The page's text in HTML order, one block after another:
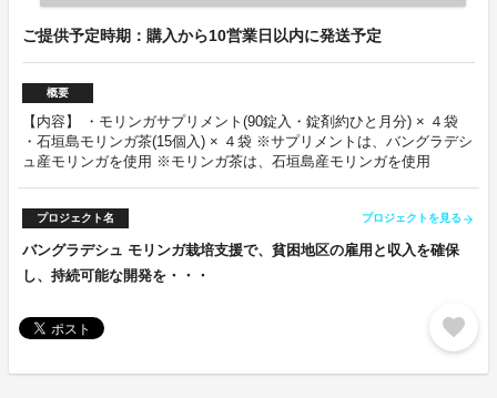
ご提供予定時期：購入から10営業日以内に発送予定
概要
【内容】 ・モリンガサプリメント(90錠入・錠剤約ひと月分) × ４袋
・石垣島モリンガ茶(15個入) × ４袋 ※サプリメントは、バングラデシ
ュ産モリンガを使用 ※モリンガ茶は、石垣島産モリンガを使用
プロジェクト名 プロジェクトを見る arrow_forward
バングラデシュ モリンガ栽培支援で、貧困地区の雇用と収入を確保
し、持続可能な開発を・・・
favorite